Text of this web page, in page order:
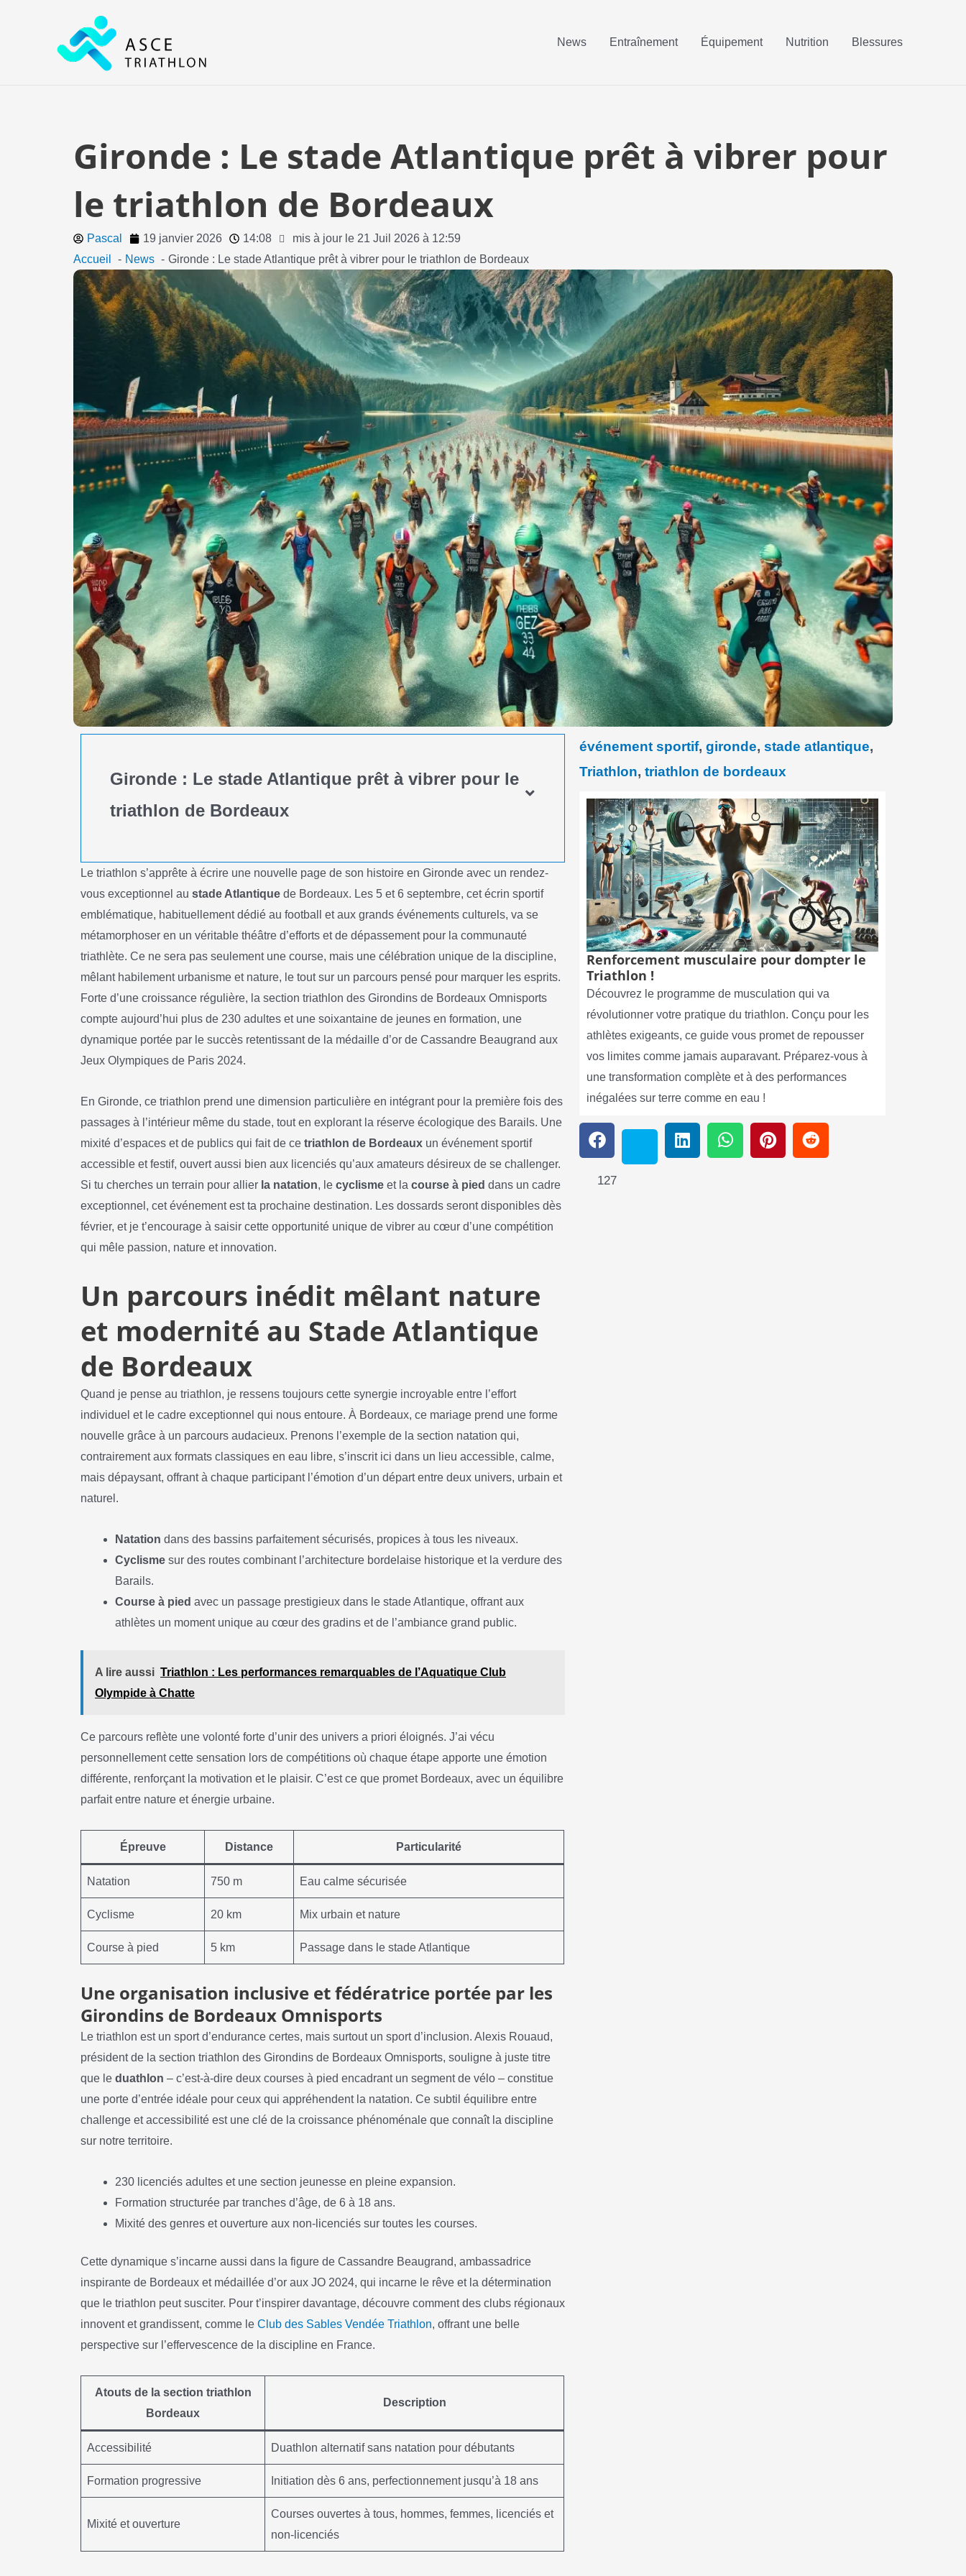
News Entraînement Équipement Nutrition Blessures
Gironde : Le stade Atlantique prêt à vibrer pour
le triathlon de Bordeaux
Pascal 19 janvier 2026 14:08
mis à jour le 21 Juil 2026 à 12:59
Accueil
News Gironde : Le stade Atlantique prêt à vibrer pour le triathlon de Bordeaux
Gironde : Le stade Atlantique prêt à vibrer pour le
triathlon de Bordeaux
Le triathlon s’apprête à écrire une nouvelle page de son histoire en Gironde avec un rendez-
vous exceptionnel au stade Atlantique de Bordeaux. Les 5 et 6 septembre, cet écrin sportif
emblématique, habituellement dédié au football et aux grands événements culturels, va se
métamorphoser en un véritable théâtre d’efforts et de dépassement pour la communauté
triathlète. Ce ne sera pas seulement une course, mais une célébration unique de la discipline,
mêlant habilement urbanisme et nature, le tout sur un parcours pensé pour marquer les esprits.
Forte d’une croissance régulière, la section triathlon des Girondins de Bordeaux Omnisports
compte aujourd’hui plus de 230 adultes et une soixantaine de jeunes en formation, une
dynamique portée par le succès retentissant de la médaille d’or de Cassandre Beaugrand aux
Jeux Olympiques de Paris 2024.
En Gironde, ce triathlon prend une dimension particulière en intégrant pour la première fois des
passages à l’intérieur même du stade, tout en explorant la réserve écologique des Barails. Une
mixité d’espaces et de publics qui fait de ce triathlon de Bordeaux un événement sportif
accessible et festif, ouvert aussi bien aux licenciés qu’aux amateurs désireux de se challenger.
Si tu cherches un terrain pour allier la natation, le cyclisme et la course à pied dans un cadre
exceptionnel, cet événement est ta prochaine destination. Les dossards seront disponibles dès
février, et je t’encourage à saisir cette opportunité unique de vibrer au cœur d’une compétition
qui mêle passion, nature et innovation.
Un parcours inédit mêlant nature
et modernité au Stade Atlantique
de Bordeaux
Quand je pense au triathlon, je ressens toujours cette synergie incroyable entre l’effort
individuel et le cadre exceptionnel qui nous entoure. À Bordeaux, ce mariage prend une forme
nouvelle grâce à un parcours audacieux. Prenons l’exemple de la section natation qui,
contrairement aux formats classiques en eau libre, s’inscrit ici dans un lieu accessible, calme,
mais dépaysant, offrant à chaque participant l’émotion d’un départ entre deux univers, urbain et
naturel.
Natation dans des bassins parfaitement sécurisés, propices à tous les niveaux.
Cyclisme sur des routes combinant l’architecture bordelaise historique et la verdure des
Barails.
Course à pied avec un passage prestigieux dans le stade Atlantique, offrant aux
athlètes un moment unique au cœur des gradins et de l’ambiance grand public.
A lire aussi Triathlon : Les performances remarquables de l’Aquatique Club
Olympide à Chatte
Ce parcours reflète une volonté forte d’unir des univers a priori éloignés. J’ai vécu
personnellement cette sensation lors de compétitions où chaque étape apporte une émotion
différente, renforçant la motivation et le plaisir. C’est ce que promet Bordeaux, avec un équilibre
parfait entre nature et énergie urbaine.
Épreuve Distance Particularité
Natation 750 m Eau calme sécurisée
Cyclisme 20 km Mix urbain et nature
Course à pied 5 km Passage dans le stade Atlantique
Une organisation inclusive et fédératrice portée par les
Girondins de Bordeaux Omnisports
Le triathlon est un sport d’endurance certes, mais surtout un sport d’inclusion. Alexis Rouaud,
président de la section triathlon des Girondins de Bordeaux Omnisports, souligne à juste titre
que le duathlon – c’est-à-dire deux courses à pied encadrant un segment de vélo – constitue
une porte d’entrée idéale pour ceux qui appréhendent la natation. Ce subtil équilibre entre
challenge et accessibilité est une clé de la croissance phénoménale que connaît la discipline
sur notre territoire.
230 licenciés adultes et une section jeunesse en pleine expansion.
Formation structurée par tranches d’âge, de 6 à 18 ans.
Mixité des genres et ouverture aux non-licenciés sur toutes les courses.
Cette dynamique s’incarne aussi dans la figure de Cassandre Beaugrand, ambassadrice
inspirante de Bordeaux et médaillée d’or aux JO 2024, qui incarne le rêve et la détermination
que le triathlon peut susciter. Pour t’inspirer davantage, découvre comment des clubs régionaux
innovent et grandissent, comme le Club des Sables Vendée Triathlon, offrant une belle
perspective sur l’effervescence de la discipline en France.
Atouts de la section triathlon
Bordeaux
Description
Accessibilité Duathlon alternatif sans natation pour débutants
Formation progressive Initiation dès 6 ans, perfectionnement jusqu’à 18 ans
Mixité et ouverture
Courses ouvertes à tous, hommes, femmes, licenciés et
non-licenciés
événement sportif, gironde, stade atlantique,
Triathlon, triathlon de bordeaux
Renforcement musculaire pour dompter le
Triathlon !
Découvrez le programme de musculation qui va
révolutionner votre pratique du triathlon. Conçu pour les
athlètes exigeants, ce guide vous promet de repousser
vos limites comme jamais auparavant. Préparez-vous à
une transformation complète et à des performances
inégalées sur terre comme en eau !
127